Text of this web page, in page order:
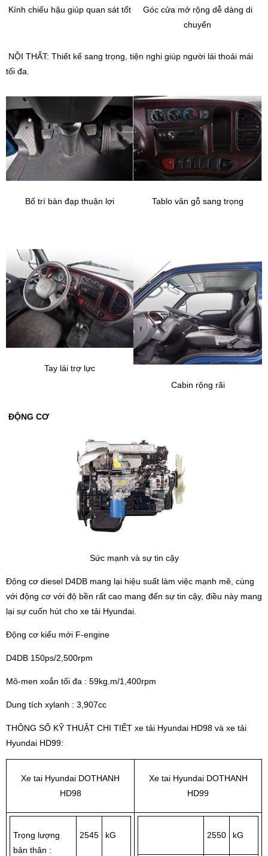
Kính chiếu hậu giúp quan sát tốt
Góc cửa mở rộng dễ dàng di
chuyển
NỘI THẤT: Thiết kế sang trọng, tiện nghi giúp người lái thoải mái
tối đa.
Bố trí bàn đạp thuận lợi Tablo vân gỗ sang trọng
Tay lái trợ lực
Cabin rộng rãi
ĐỘNG CƠ
Sức mạnh và sự tin cậy
Động cơ diesel D4DB mang lại hiệu suất làm việc mạnh mẽ, cùng
với động cơ với độ bền rất cao mang đến sự tin cậy, điều này mang
lại sự cuốn hút cho xe tải Hyundai.
Động cơ kiểu mới F-engine
D4DB 150ps/2,500rpm
Mô-men xoắn tối đa : 59kg.m/1,400rpm
Dung tích xylanh : 3,907cc
THÔNG SỐ KỸ THUẬT CHI TIẾT xe tải Hyundai HD98 và xe tải
Hyundai HD99:
Xe tai Hyundai DOTHANH
HD98
Xe tai Hyundai DOTHANH
HD99
Trọng lượng
bản thân :
2545 kG 2550 kG